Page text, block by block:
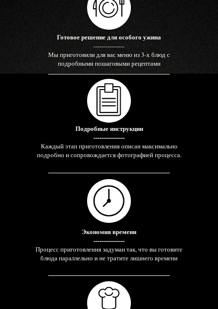
Готовое решение для особого ужина
----------------
Мы приготовили для вас меню из 3-х блюд с
подробными пошаговыми рецептами
Подробные инструкции
----------------
Каждый этап приготовления описан максимально
подробно и сопровождается фотографией процесса.
Экономия времени
----------------
Процесс приготовления задуман так, что вы готовите
блюда параллельно и не тратите лишнего времени